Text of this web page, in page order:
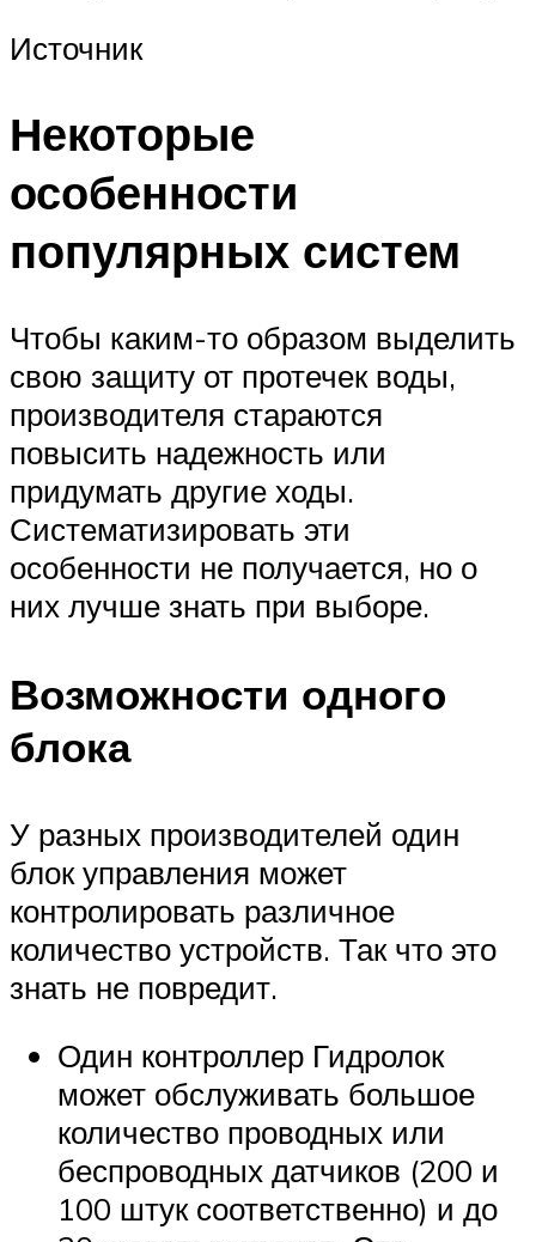
Источник
Некоторые
особенности
популярных систем
Чтобы каким-то образом выделить
свою защиту от протечек воды,
производителя стараются
повысить надежность или
придумать другие ходы.
Систематизировать эти
особенности не получается, но о
них лучше знать при выборе.
Возможности одного
блока
У разных производителей один
блок управления может
контролировать различное
количество устройств. Так что это
знать не повредит.
Один контроллер Гидролок
может обслуживать большое
количество проводных или
беспроводных датчиков (200 и
100 штук соответственно) и до